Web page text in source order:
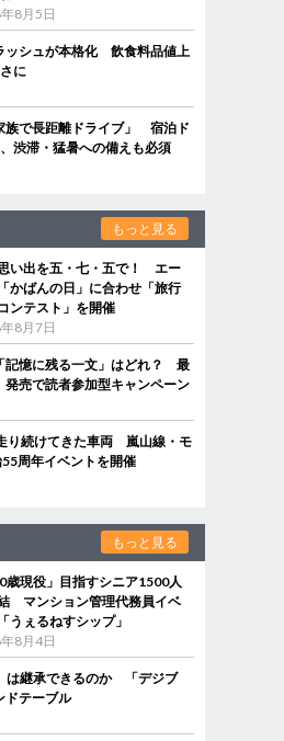
8月5日
ッシュが本格化 飲食料品値上
に
族で長距離ドライブ」 宿泊ド
渋滞・猛暑への備えも必須
もっと見る
い出を五・七・五で！ エー
かばんの日」に合わせ「旅行
ンテスト」を開催
8月7日
記憶に残る一文」はどれ？ 最
発売で読者参加型キャンペーン
り続けてきた車両 嵐山線・モ
周年イベントを開催
もっと見る
歳現役」目指すシニア1500人
マンション管理代務員イベ
うぇるねすシップ」
8月4日
は継承できるのか 「デジブ
ドテーブル